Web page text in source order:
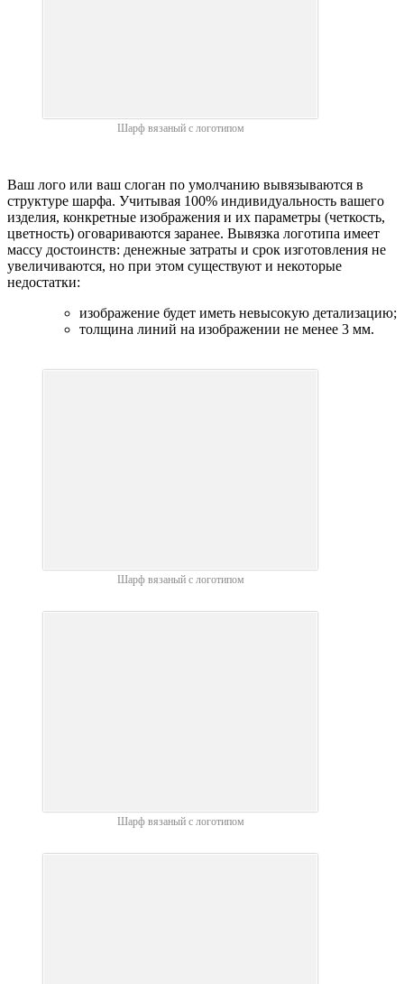
Шарф вязаный с логотипом
Ваш лого или ваш слоган по умолчанию вывязываются в
структуре шарфа. Учитывая 100% индивидуальность вашего
изделия, конкретные изображения и их параметры (четкость,
цветность) оговариваются заранее. Вывязка логотипа имеет
массу достоинств: денежные затраты и срок изготовления не
увеличиваются, но при этом существуют и некоторые
недостатки:
изображение будет иметь невысокую детализацию;
толщина линий на изображении не менее 3 мм.
Шарф вязаный с логотипом
Шарф вязаный с логотипом